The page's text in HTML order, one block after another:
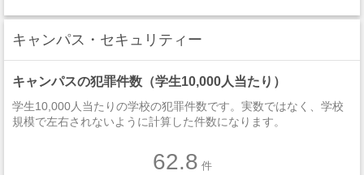
Multi/Interdisciplinary Studies
Parks, Recreation, Leisure, And Fitness Studies
Foreign Languages, Literatures, And Linguistics
Mathematics And Statistics
キャンパス・セキュリティー
キャンパスの犯罪件数（学生10,000人当たり）
学生10,000人当たりの学校の犯罪件数です。実数ではなく、学校
規模で左右されないように計算した件数になります。
62.8 件